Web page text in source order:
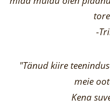
-
"Tänud kiire
meie
Kena